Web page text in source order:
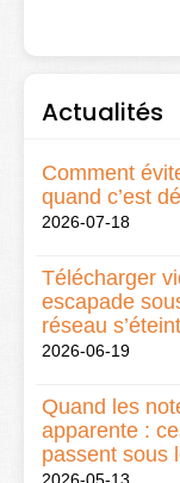
Actualités
Comment
quand c’est
2026-07-18
Télécharger
escapade
réseau s’éteint
2026-06-19
Quand les
apparente :
passent sous